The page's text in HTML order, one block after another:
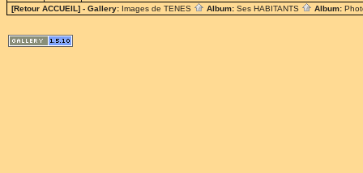
[Retour ACCUEIL] - Gallery: Images de TENES Album: Ses HABITANTS Album: